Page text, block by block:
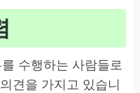
수행하는 사람들로
견을 가지고 있습니